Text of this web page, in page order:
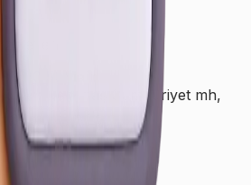
90 50
Adres
: Demirtaş Cumhuriyet mh,
Osmangazi